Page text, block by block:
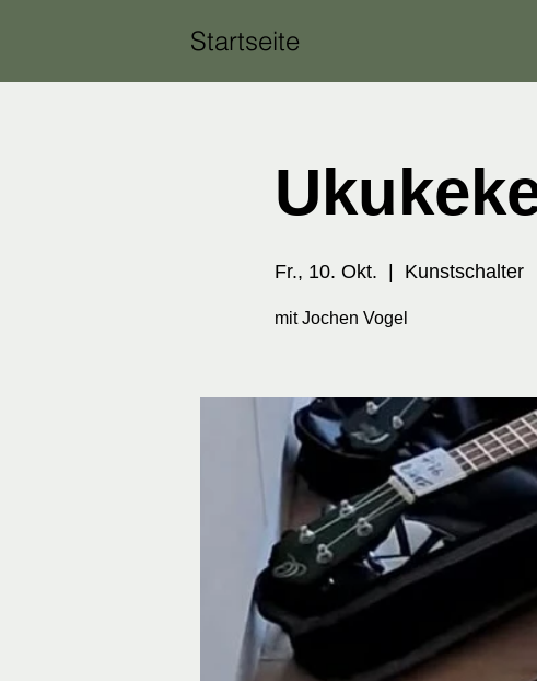
Startseite
Fr., 10. Okt. Kunstschalter
mit Jochen Vogel